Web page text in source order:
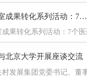
8月6日重点实验室成果转化系列活动：7个医药健康项目路演丨路演预告
北京大学开展座谈交流